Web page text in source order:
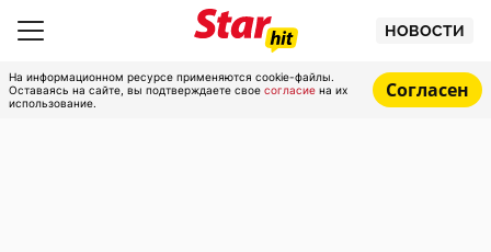
НОВОСТИ
На информационном ресурсе применяются cookie-файлы.
Оставаясь на сайте, вы подтверждаете свое согласие на их
использование.
Согласен